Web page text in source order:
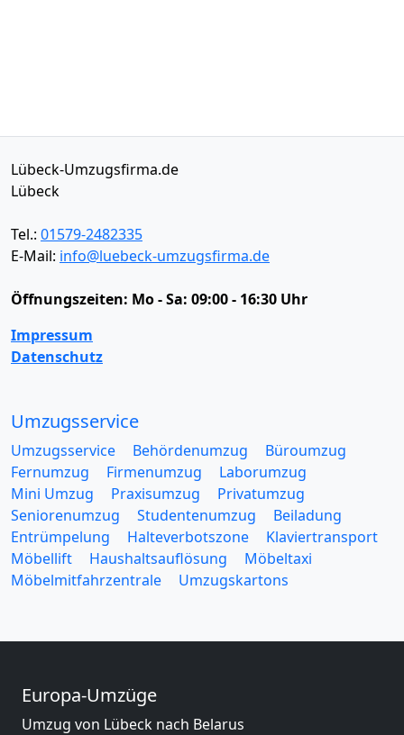
Lübeck-Umzugsfirma.de
Lübeck
Tel.: 01579-2482335
E-Mail: info@luebeck-umzugsfirma.de
Öffnungszeiten: Mo - Sa: 09:00 - 16:30 Uhr
Impressum
Datenschutz
Umzugsservice
Umzugsservice Behördenumzug
Büroumzug
Fernumzug
Firmenumzug
Laborumzug
Mini Umzug
Praxisumzug
Privatumzug
Seniorenumzug
Studentenumzug
Beiladung
Entrümpelung
Halteverbotszone
Klaviertransport
Möbellift
Haushaltsauflösung
Möbeltaxi
Möbelmitfahrzentrale
Umzugskartons
Europa-Umzüge
Umzug von Lübeck nach Belarus